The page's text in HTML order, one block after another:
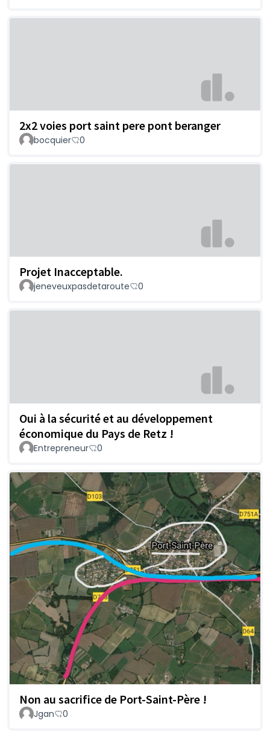
2x2 voies port saint pere pont beranger
bocquier 0
Projet Inacceptable.
jeneveuxpasdetaroute 0
Oui à la sécurité et au développement
économique du Pays de Retz !
Entrepreneur 0
Non au sacrifice de Port-Saint-Père !
Jgan 0